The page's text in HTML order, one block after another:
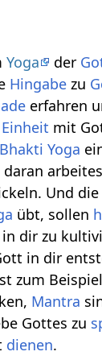
Yoga der
Hingabe zu
erfahren
Einheit mit
Bhakti Yoga
Und die
übt, sollen
in dir zu
in dir
zum
Mantra
Gottes zu
dienen.